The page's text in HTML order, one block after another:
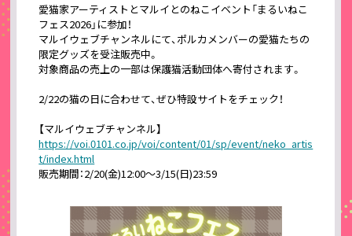
愛猫家アーティストとマルイとのねこイベント「まるいねこ
フェス2026」に参加！
マルイウェブチャンネルにて、ポルカメンバーの愛猫たちの
限定グッズを受注販売中。
対象商品の売上の一部は保護猫活動団体へ寄付されます。
2/22の猫の日に合わせて、ぜひ特設サイトをチェック！
【マルイウェブチャンネル】
https://voi.0101.co.jp/voi/content/01/sp/event/neko_artis
t/index.html
販売期間：2/20(金)12:00〜3/15(日)23:59